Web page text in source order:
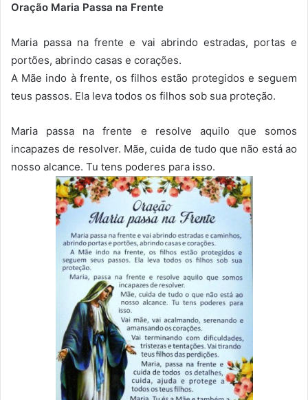
Oração Maria Passa na Frente
Maria passa na frente e vai abrindo estradas, portas e
portões, abrindo casas e corações.
A Mãe indo à frente, os filhos estão protegidos e seguem
teus passos. Ela leva todos os filhos sob sua proteção.
Maria passa na frente e resolve aquilo que somos
incapazes de resolver. Mãe, cuida de tudo que não está ao
nosso alcance. Tu tens poderes para isso.